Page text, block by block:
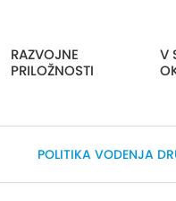
RAZVOJNE
PRILOŽNOSTI
V
POLITIKA VODENJA